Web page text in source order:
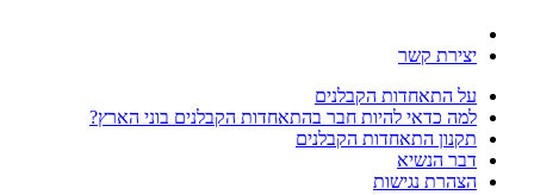
יצירת קשר
על התאחדות הקבלנים
למה כדאי להיות חבר בהתאחדות הקבלנים בוני הארץ?
תקנון התאחדות הקבלנים
דבר הנשיא
הצהרת נגישות